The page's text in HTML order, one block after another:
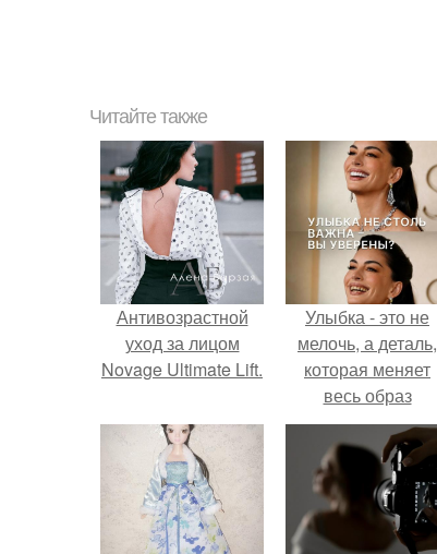
Читайте также
Антивозрастной
уход за лицом
Novage Ultimate Lift.
Улыбка - это не
мелочь, а деталь,
которая меняет
весь образ
человека.